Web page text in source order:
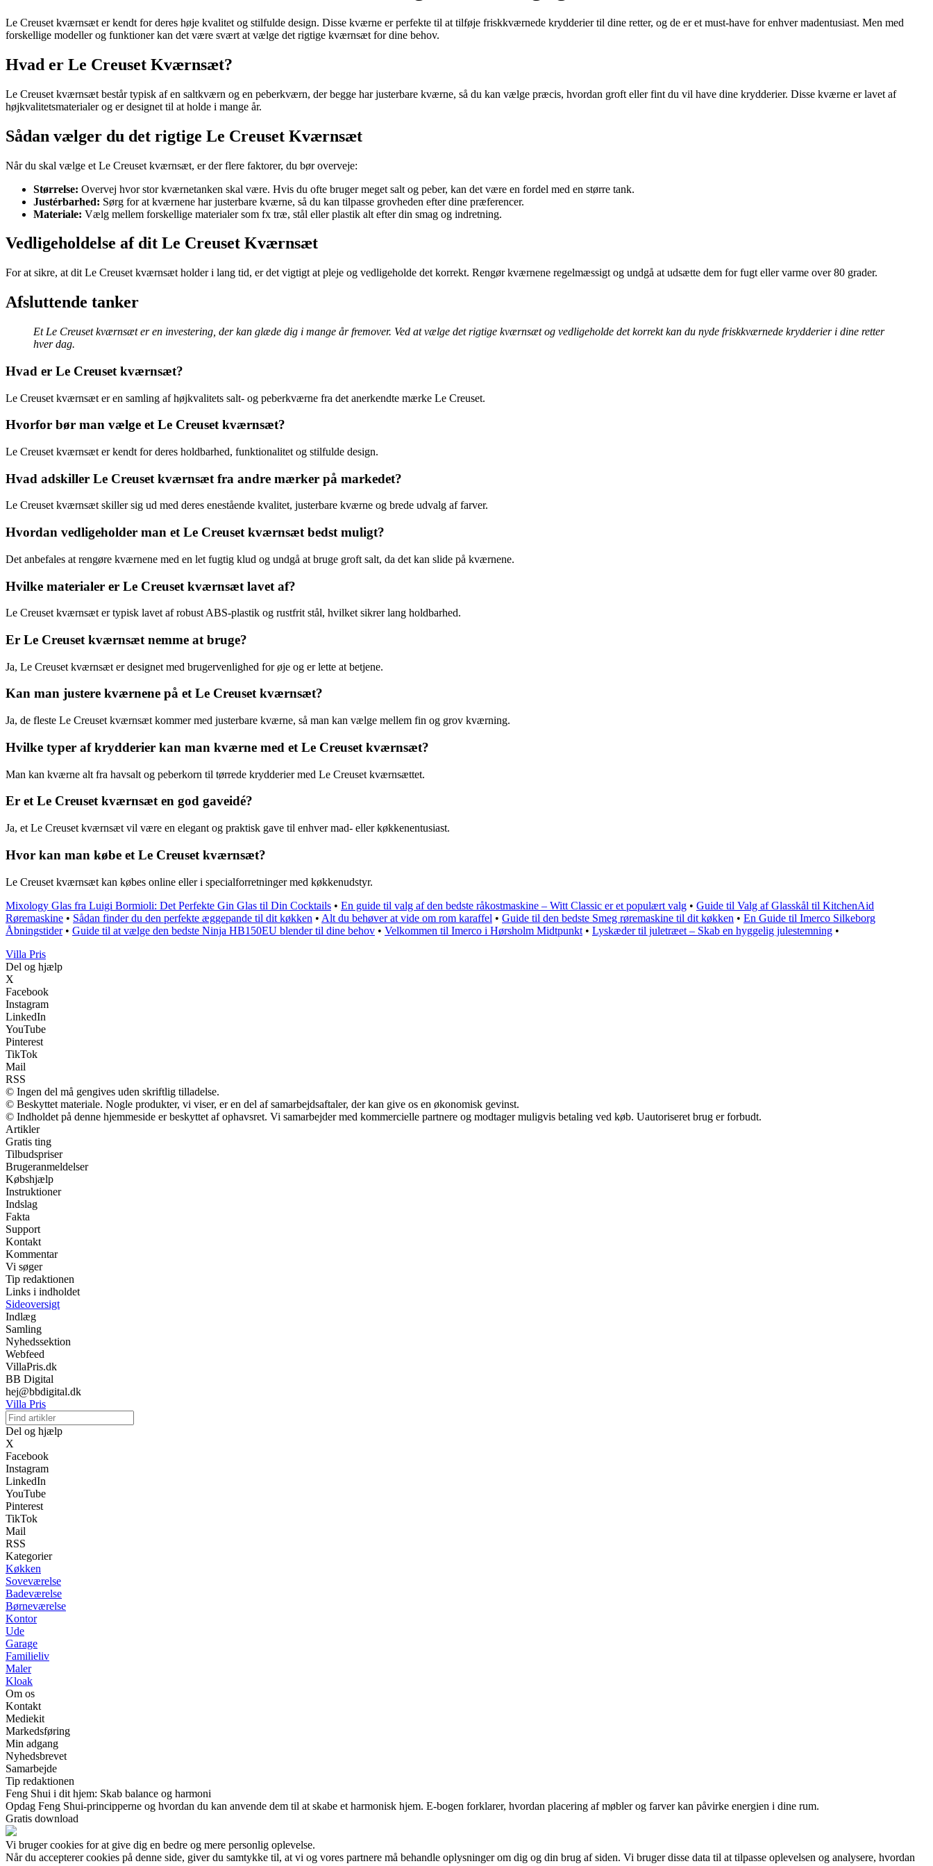
Le Creuset kværnsæt er kendt for deres høje kvalitet og stilfulde design. Disse kværne er perfekte til at tilføje friskkværnede krydderier til dine retter, og de er et must-have for enhver madentusiast. Men med
forskellige modeller og funktioner kan det være svært at vælge det rigtige kværnsæt for dine behov.
Hvad er Le Creuset Kværnsæt?
Le Creuset kværnsæt består typisk af en saltkværn og en peberkværn, der begge har justerbare kværne, så du kan vælge præcis, hvordan groft eller fint du vil have dine krydderier. Disse kværne er lavet af
højkvalitetsmaterialer og er designet til at holde i mange år.
Sådan vælger du det rigtige Le Creuset Kværnsæt
Når du skal vælge et Le Creuset kværnsæt, er der flere faktorer, du bør overveje:
Størrelse: Overvej hvor stor kværnetanken skal være. Hvis du ofte bruger meget salt og peber, kan det være en fordel med en større tank.
Justérbarhed: Sørg for at kværnene har justerbare kværne, så du kan tilpasse grovheden efter dine præferencer.
Materiale: Vælg mellem forskellige materialer som fx træ, stål eller plastik alt efter din smag og indretning.
Vedligeholdelse af dit Le Creuset Kværnsæt
For at sikre, at dit Le Creuset kværnsæt holder i lang tid, er det vigtigt at pleje og vedligeholde det korrekt. Rengør kværnene regelmæssigt og undgå at udsætte dem for fugt eller varme over 80 grader.
Afsluttende tanker
Et Le Creuset kværnsæt er en investering, der kan glæde dig i mange år fremover. Ved at vælge det rigtige kværnsæt og vedligeholde det korrekt kan du nyde friskkværnede krydderier i dine retter
hver dag.
Hvad er Le Creuset kværnsæt?
Le Creuset kværnsæt er en samling af højkvalitets salt- og peberkværne fra det anerkendte mærke Le Creuset.
Hvorfor bør man vælge et Le Creuset kværnsæt?
Le Creuset kværnsæt er kendt for deres holdbarhed, funktionalitet og stilfulde design.
Hvad adskiller Le Creuset kværnsæt fra andre mærker på markedet?
Le Creuset kværnsæt skiller sig ud med deres enestående kvalitet, justerbare kværne og brede udvalg af farver.
Hvordan vedligeholder man et Le Creuset kværnsæt bedst muligt?
Det anbefales at rengøre kværnene med en let fugtig klud og undgå at bruge groft salt, da det kan slide på kværnene.
Hvilke materialer er Le Creuset kværnsæt lavet af?
Le Creuset kværnsæt er typisk lavet af robust ABS-plastik og rustfrit stål, hvilket sikrer lang holdbarhed.
Er Le Creuset kværnsæt nemme at bruge?
Ja, Le Creuset kværnsæt er designet med brugervenlighed for øje og er lette at betjene.
Kan man justere kværnene på et Le Creuset kværnsæt?
Ja, de fleste Le Creuset kværnsæt kommer med justerbare kværne, så man kan vælge mellem fin og grov kværning.
Hvilke typer af krydderier kan man kværne med et Le Creuset kværnsæt?
Man kan kværne alt fra havsalt og peberkorn til tørrede krydderier med Le Creuset kværnsættet.
Er et Le Creuset kværnsæt en god gaveidé?
Ja, et Le Creuset kværnsæt vil være en elegant og praktisk gave til enhver mad- eller køkkenentusiast.
Hvor kan man købe et Le Creuset kværnsæt?
Le Creuset kværnsæt kan købes online eller i specialforretninger med køkkenudstyr.
Mixology Glas fra Luigi Bormioli: Det Perfekte Gin Glas til Din Cocktails • En guide til valg af den bedste råkostmaskine – Witt Classic er et populært valg • Guide til Valg af Glasskål til KitchenAid
Røremaskine • Sådan finder du den perfekte æggepande til dit køkken • Alt du behøver at vide om rom karaffel • Guide til den bedste Smeg røremaskine til dit køkken • En Guide til Imerco Silkeborg
Åbningstider• Guide til at vælge den bedste Ninja HB150EU blender til dine behov • Velkommen til Imerco i Hørsholm Midtpunkt • Lyskæder til juletræet – Skab en hyggelig julestemning •
Villa Pris
Del og hjælp
X
Facebook
Instagram
LinkedIn
YouTube
Pinterest
TikTok
Mail
RSS
© Ingen del må gengives uden skriftlig tilladelse.
© Beskyttet materiale. Nogle produkter, vi viser, er en del af samarbejdsaftaler, der kan give os en økonomisk gevinst.
© Indholdet på denne hjemmeside er beskyttet af ophavsret. Vi samarbejder med kommercielle partnere og modtager muligvis betaling ved køb. Uautoriseret brug er forbudt.
Artikler
Gratis ting
Tilbudspriser
Brugeranmeldelser
Købshjælp
Instruktioner
Indslag
Fakta
Support
Kontakt
Kommentar
Vi søger
Tip redaktionen
Links i indholdet
Sideoversigt
Indlæg
Samling
Nyhedssektion
Webfeed
VillaPris.dk
BB Digital
hej@bbdigital.dk
Villa Pris
Del og hjælp
X
Facebook
Instagram
LinkedIn
YouTube
Pinterest
TikTok
Mail
RSS
Kategorier
Køkken
Soveværelse
Badeværelse
Børneværelse
Kontor
Ude
Garage
Familieliv
Maler
Kloak
Om os
Kontakt
Mediekit
Markedsføring
Min adgang
Nyhedsbrevet
Samarbejde
Tip redaktionen
Feng Shui i dit hjem: Skab balance og harmoni
Opdag Feng Shui-principperne og hvordan du kan anvende dem til at skabe et harmonisk hjem. E-bogen forklarer, hvordan placering af møbler og farver kan påvirke energien i dine rum.
Gratis download
Vi bruger cookies for at give dig en bedre og mere personlig oplevelse.
Når du accepterer cookies på denne side, giver du samtykke til, at vi og vores partnere må behandle oplysninger om dig og din brug af siden. Vi bruger disse data til at tilpasse oplevelsen og analysere, hvordan